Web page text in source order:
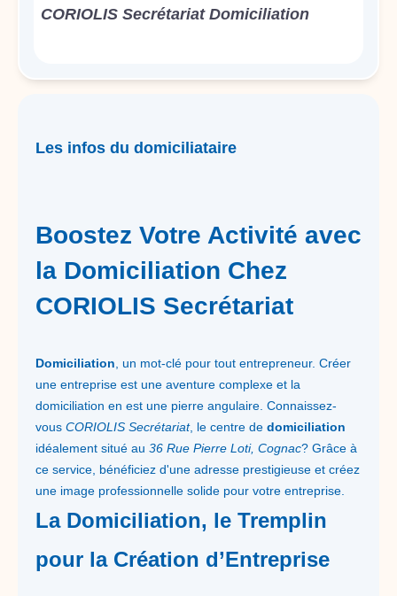
CORIOLIS Secrétariat Domiciliation
Les infos du domiciliataire
Boostez Votre Activité avec
la Domiciliation Chez
CORIOLIS Secrétariat
Domiciliation , un mot-clé pour tout entrepreneur. Créer
une entreprise est une aventure complexe et la
domiciliation en est une pierre angulaire. Connaissez-
vous CORIOLIS Secrétariat, le centre de domiciliation
idéalement situé au 36 Rue Pierre Loti, Cognac? Grâce à
ce service, bénéficiez d'une adresse prestigieuse et créez
une image professionnelle solide pour votre entreprise.
La Domiciliation, le Tremplin
pour la Création d’Entreprise